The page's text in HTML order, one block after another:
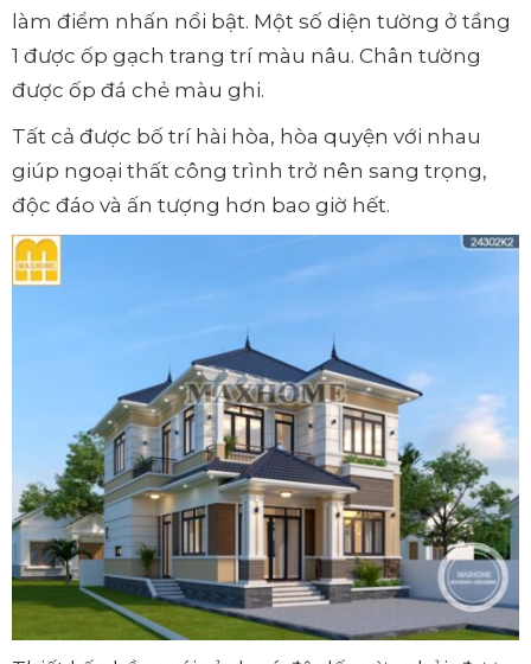
làm điểm nhấn nổi bật. Một số diện tường ở tầng
1 được ốp gạch trang trí màu nâu. Chân tường
được ốp đá chẻ màu ghi.
Tất cả được bố trí hài hòa, hòa quyện với nhau
giúp ngoại thất công trình trở nên sang trọng,
độc đáo và ấn tượng hơn bao giờ hết.